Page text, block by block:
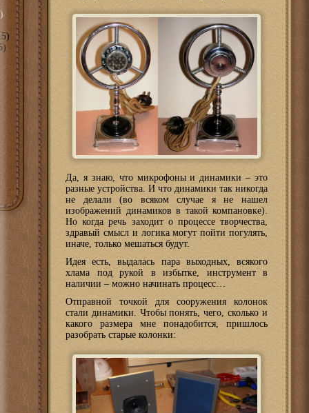
Да, я знаю, что микрофоны и динамики – это
разные устройства. И что динамики так никогда
не делали (во всяком случае я не нашел
изображений динамиков в такой компановке).
Но когда речь заходит о процессе творчества,
здравый смысл и логика могут пойти погулять,
иначе, только мешаться будут.
Идея есть, выдалась пара выходных, всякого
хлама под рукой в избытке, инструмент в
наличии – можно начинать процесс…
Отправной точкой для сооружения колонок
стали динамики. Чтобы понять, чего, сколько и
какого размера мне понадобится, пришлось
разобрать старые колонки: